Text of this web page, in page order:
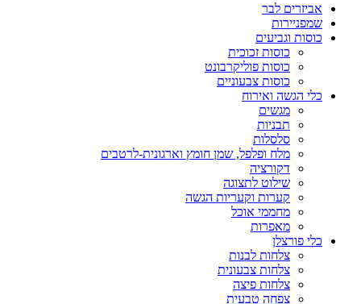
אביזרים לבר
שמפניירות
כוסות וגביעים
כוסות זכוכית
כוסות פוליקרבונט
כוסות צבעוניים
כלי הגשה ואירוח
מגשים
תבניות
סלסלות
מלח ופלפל, שמן חומץ וארגונית-לרטבים
דקורציה
שילוט לתצוגה
קערות וקעריות הגשה
מחממי אוכל
מאפרות
כלי פורצלן
צלחות לבנות
צלחות צבעונית
צלחות פיצה
צפחה טבעית